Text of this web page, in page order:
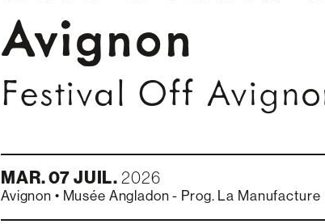
Avignon
Festival Off
MAR.07JUIL. 2026
Avignon • Musée Angladon - Prog. La Manufacture